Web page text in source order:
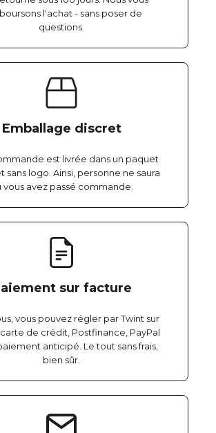
l'achat - sans poser de
questions.
Emballage discret
est livrée dans un paquet
sans logo. Ainsi, personne ne saura
vous avez passé commande.
sur facture
vous pouvez régler par Twint sur
de crédit, Postfinance, PayPal
anticipé. Le tout sans frais,
bien sûr.